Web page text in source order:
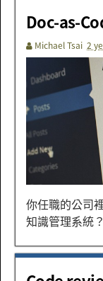
Doc-as-
Michael Tsai 2
你任職的公司
知識管理系統